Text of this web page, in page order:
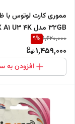
مموری کارت لوتوس با
32GB مدل 667X A1 U3 4K
1,620,000
9%
1,459,000
افزودن به